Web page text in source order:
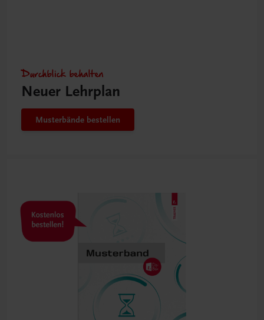
Durchblick behalten
Neuer Lehrplan
Musterbände bestellen